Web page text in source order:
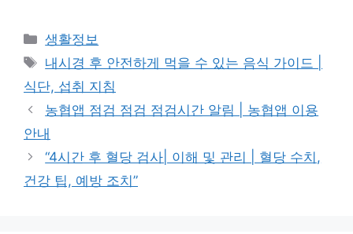
카
테
고
리
생활정보
태
그
내시경 후 안전하게 먹을 수 있는 음식 가이드 |
식단, 섭취 지침
농협앱 점검 점검 점검시간 알림 | 농협앱 이용
안내
“4시간 후 혈당 검사| 이해 및 관리 | 혈당 수치,
건강 팁, 예방 조치”